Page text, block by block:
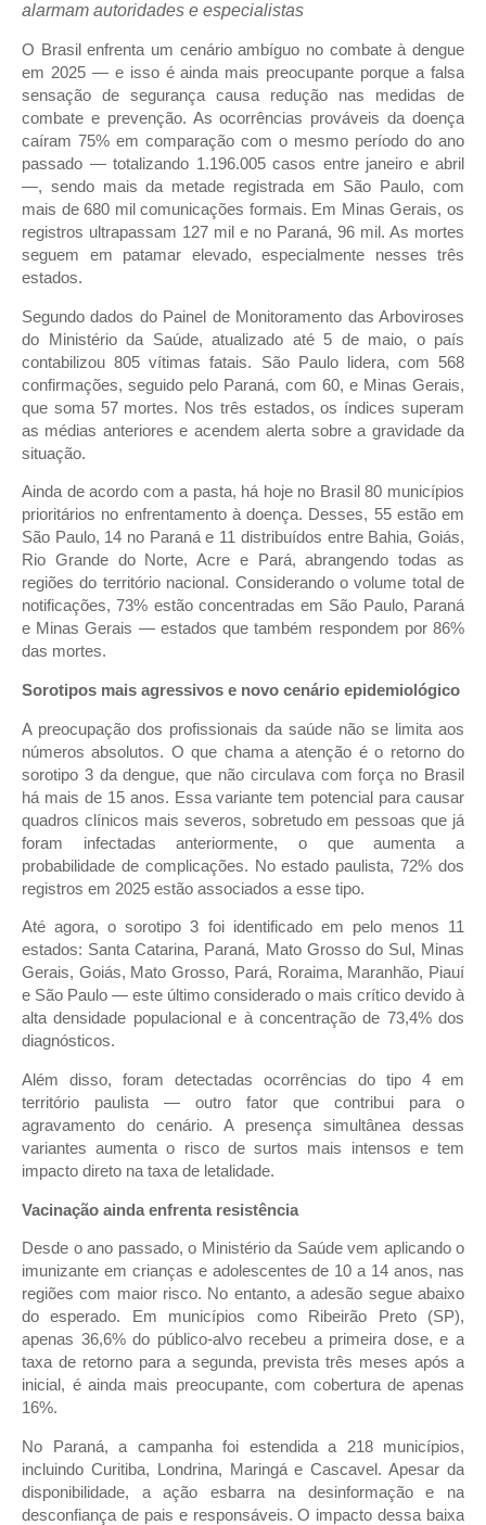
alarmam autoridades e especialistas
O Brasil enfrenta um cenário ambíguo no combate à dengue
em 2025 — e isso é ainda mais preocupante porque a falsa
sensação de segurança causa redução nas medidas de
combate e prevenção. As ocorrências prováveis da doença
caíram 75% em comparação com o mesmo período do ano
passado — totalizando 1.196.005 casos entre janeiro e abril
—, sendo mais da metade registrada em São Paulo, com
mais de 680 mil comunicações formais. Em Minas Gerais, os
registros ultrapassam 127 mil e no Paraná, 96 mil. As mortes
seguem em patamar elevado, especialmente nesses três
estados.
Segundo dados do Painel de Monitoramento das Arboviroses
do Ministério da Saúde, atualizado até 5 de maio, o país
contabilizou 805 vítimas fatais. São Paulo lidera, com 568
confirmações, seguido pelo Paraná, com 60, e Minas Gerais,
que soma 57 mortes. Nos três estados, os índices superam
as médias anteriores e acendem alerta sobre a gravidade da
situação.
Ainda de acordo com a pasta, há hoje no Brasil 80 municípios
prioritários no enfrentamento à doença. Desses, 55 estão em
São Paulo, 14 no Paraná e 11 distribuídos entre Bahia, Goiás,
Rio Grande do Norte, Acre e Pará, abrangendo todas as
regiões do território nacional. Considerando o volume total de
notificações, 73% estão concentradas em São Paulo, Paraná
e Minas Gerais — estados que também respondem por 86%
das mortes.
Sorotipos mais agressivos e novo cenário epidemiológico
A preocupação dos profissionais da saúde não se limita aos
números absolutos. O que chama a atenção é o retorno do
sorotipo 3 da dengue, que não circulava com força no Brasil
há mais de 15 anos. Essa variante tem potencial para causar
quadros clínicos mais severos, sobretudo em pessoas que já
foram infectadas anteriormente, o que aumenta a
probabilidade de complicações. No estado paulista, 72% dos
registros em 2025 estão associados a esse tipo.
Até agora, o sorotipo 3 foi identificado em pelo menos 11
estados: Santa Catarina, Paraná, Mato Grosso do Sul, Minas
Gerais, Goiás, Mato Grosso, Pará, Roraima, Maranhão, Piauí
e São Paulo — este último considerado o mais crítico devido à
alta densidade populacional e à concentração de 73,4% dos
diagnósticos.
Além disso, foram detectadas ocorrências do tipo 4 em
território paulista — outro fator que contribui para o
agravamento do cenário. A presença simultânea dessas
variantes aumenta o risco de surtos mais intensos e tem
impacto direto na taxa de letalidade.
Vacinação ainda enfrenta resistência
Desde o ano passado, o Ministério da Saúde vem aplicando o
imunizante em crianças e adolescentes de 10 a 14 anos, nas
regiões com maior risco. No entanto, a adesão segue abaixo
do esperado. Em municípios como Ribeirão Preto (SP),
apenas 36,6% do público-alvo recebeu a primeira dose, e a
taxa de retorno para a segunda, prevista três meses após a
inicial, é ainda mais preocupante, com cobertura de apenas
16%.
No Paraná, a campanha foi estendida a 218 municípios,
incluindo Curitiba, Londrina, Maringá e Cascavel. Apesar da
disponibilidade, a ação esbarra na desinformação e na
desconfiança de pais e responsáveis. O impacto dessa baixa